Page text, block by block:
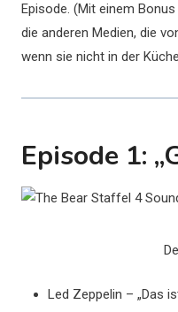
Episode. (Mit einem
die anderen Medien, die
wenn sie nicht in der
Episode 1:
Led Zeppelin – „Das